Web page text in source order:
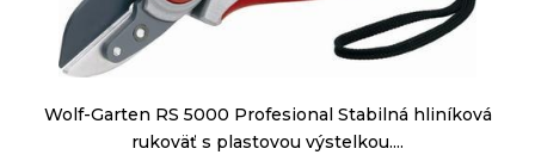
Wolf-Garten RS 5000 Profesional Stabilná hliníková
rukoväť s plastovou výstelkou....